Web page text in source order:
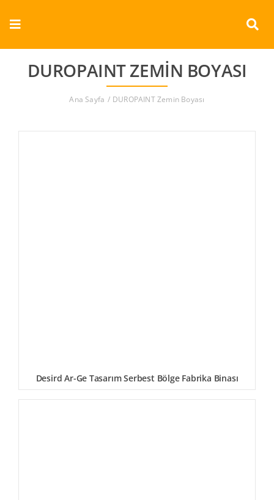
Toggle
Navigation
Kurumsal
Ürünler
Dokümanlar
DUROPAINT ZEMIN BOYASI
Ana Sayfa DUROPAINT Zemin Boyası
Desird Ar-Ge Tasarım Serbest Bölge Fabrika Binası